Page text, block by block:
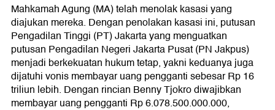
Mahkamah Agung (MA) telah menolak kasasi yang
diajukan mereka. Dengan penolakan kasasi ini, putusan
Pengadilan Tinggi (PT) Jakarta yang menguatkan
putusan Pengadilan Negeri Jakarta Pusat (PN Jakpus)
menjadi berkekuatan hukum tetap, yakni keduanya juga
dijatuhi vonis membayar uang pengganti sebesar Rp 16
triliun lebih. Dengan rincian Benny Tjokro diwajibkan
membayar uang pengganti Rp 6.078.500.000.000,